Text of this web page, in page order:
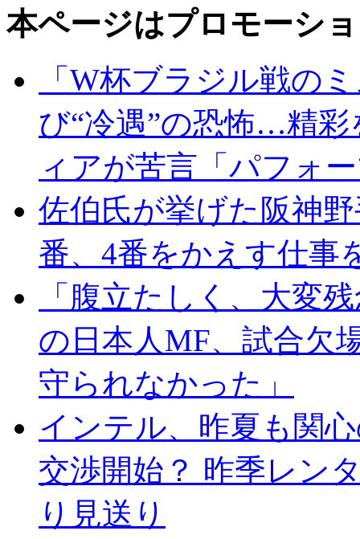
本ページはプロモーシ
「W杯ブラジル戦の
び“冷遇”の恐怖…精
ィアが苦言「パフォ
佐伯氏が挙げた阪神
番、4番をかえす仕事
「腹立たしく、大変
の日本人MF、試合欠
守られなかった」
インテル、昨夏も関
交渉開始？ 昨季レン
り見送り